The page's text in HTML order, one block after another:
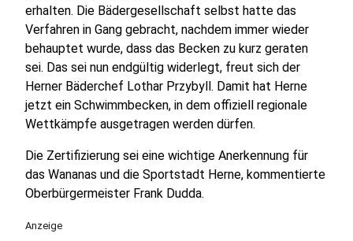
erhalten. Die Bädergesellschaft selbst hatte das
Verfahren in Gang gebracht, nachdem immer wieder
behauptet wurde, dass das Becken zu kurz geraten
sei. Das sei nun endgültig widerlegt, freut sich der
Herner Bäderchef Lothar Przybyll. Damit hat Herne
jetzt ein Schwimmbecken, in dem offiziell regionale
Wettkämpfe ausgetragen werden dürfen.
Die Zertifizierung sei eine wichtige Anerkennung für
das Wananas und die Sportstadt Herne, kommentierte
Oberbürgermeister Frank Dudda.
Anzeige